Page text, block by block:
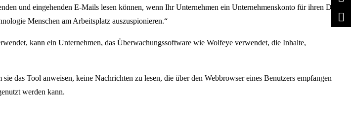
und eingehenden E-Mails lesen können, wenn Ihr Unternehmen ein Unternehmenskonto für ihren Dienst
Menschen am Arbeitsplatz auszuspionieren.“
kann ein Unternehmen, das Überwachungssoftware wie Wolfeye verwendet, die Inhalte,
das Tool anweisen, keine Nachrichten zu lesen, die über den Webbrowser eines Benutzers empfangen
werden kann.